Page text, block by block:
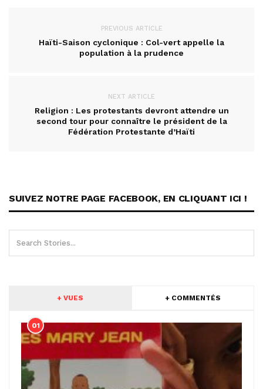
PREVIOUS ARTICLE
Haïti-Saison cyclonique : Col-vert appelle la
population à la prudence
NEXT ARTICLE
Religion : Les protestants devront attendre un
second tour pour connaître le président de la
Fédération Protestante d’Haïti
SUIVEZ NOTRE PAGE FACEBOOK, EN CLIQUANT ICI !
+ VUES + COMMENTÉS
01